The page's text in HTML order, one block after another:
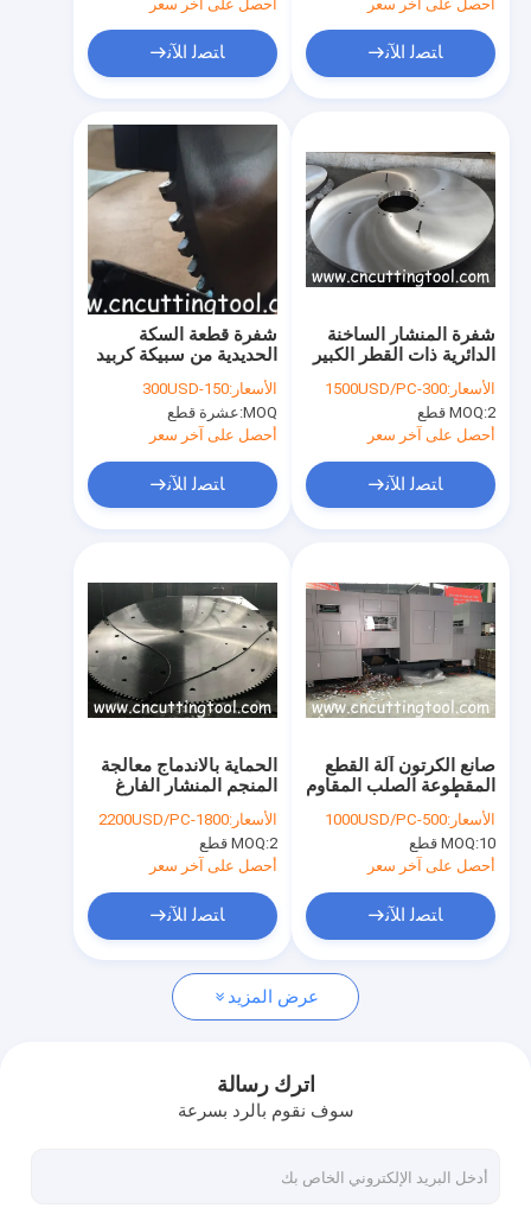
المنتجات
حول بنا
جولة في المعمل
اتصل بنا
طلب اقتباس
شفرة المنشار الساخنة
آلة شحذ شفرة المنشار
آلة تحميل آلية
أحصل على آخر سعر
ﺎﺘﺼﻟ ﺍﻶﻧ
أحصل على آخر سعر
ﺎﺘﺼﻟ ﺍﻶﻧ
شفرة قطعة السكة
الحديدية من سبيكة كربيد
دائرية شفرة شفرة شفرة
TCT
الأسعار:150-300USD
MOQ: عشرة قطع
أحصل على آخر سعر
ﺎﺘﺼﻟ ﺍﻶﻧ
شفرة المنشار الساخنة
الدائرية ذات القطر الكبير
المتوازن للصلب المطاط
الساخن
الأسعار:300-1500USD/PC
MOQ:2 قطع
أحصل على آخر سعر
ﺎﺘﺼﻟ ﺍﻶﻧ
الحماية بالاندماج معالجة
المنجم المنشار الفارغ
لجهاز قطع البورتري
الأسعار:1800-2200USD/PC
MOQ:2 قطع
أحصل على آخر سعر
ﺎﺘﺼﻟ ﺍﻶﻧ
صانع الكرتون آلة القطع
المقطوعة الصلب المقاوم
للصدأ الصلب المقطوعة
الصلب
الأسعار:500-1000USD/PC
MOQ:10 قطع
أحصل على آخر سعر
ﺎﺘﺼﻟ ﺍﻶﻧ
عرض المزيد
اترك رسالة
سوف نقوم بالرد بسرعة